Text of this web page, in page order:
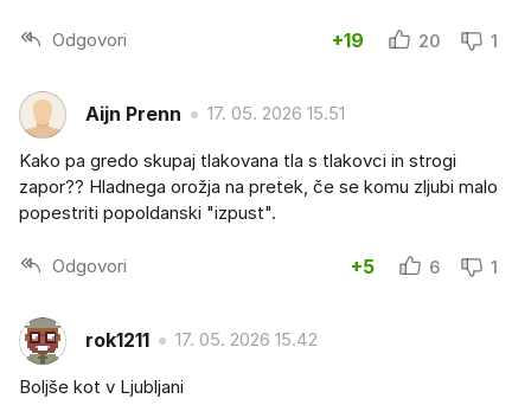
Odgovori +19 20 1
Aijn Prenn 17. 05. 2026 15.51
Kako pa gredo skupaj tlakovana tla s tlakovci in strogi
zapor?? Hladnega orožja na pretek, če se komu zljubi malo
popestriti popoldanski "izpust".
Odgovori +5 6 1
rok1211 17. 05. 2026 15.42
Boljše kot v Ljubljani